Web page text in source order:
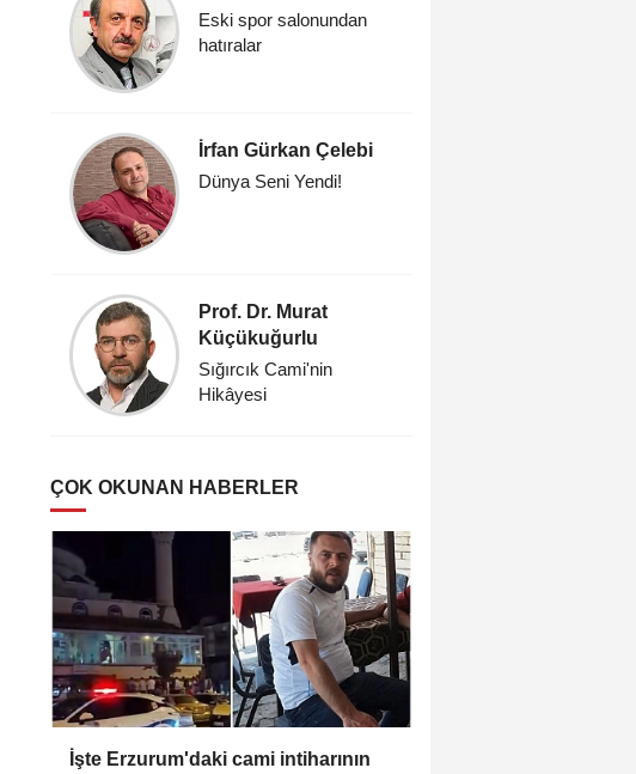
Eski spor salonundan
hatıralar
İrfan Gürkan Çelebi
Dünya Seni Yendi!
Prof. Dr. Murat
Küçükuğurlu
Sığırcık Cami'nin
Hikâyesi
ÇOK OKUNAN HABERLER
İşte Erzurum'daki cami intiharının